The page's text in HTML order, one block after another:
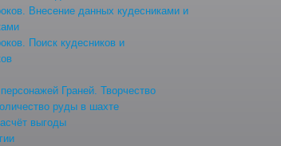
Внесение данных кудесниками и
Поиск кудесников и
Граней. Творчество
руды в шахте
выгоды